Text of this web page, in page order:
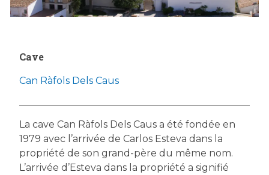
Cave
Can Ràfols Dels Caus
La cave Can Ràfols Dels Caus a été fondée en
1979 avec l’arrivée de Carlos Esteva dans la
propriété de son grand-père du même nom.
L’arrivée d’Esteva dans la propriété a signifié